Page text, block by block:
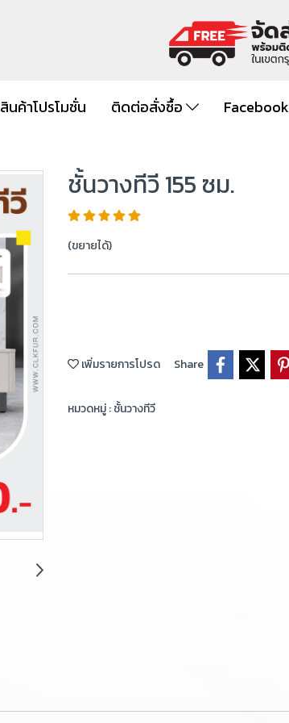
สินค้าโปรโมชั่น ติดต่อสั่งซื้อ Facebook
ชั้นวางทีวี 155 ซม.
(ขยายได้)
เพิ่มรายการโปรด Share
หมวดหมู่ :ชั้นวางทีวี